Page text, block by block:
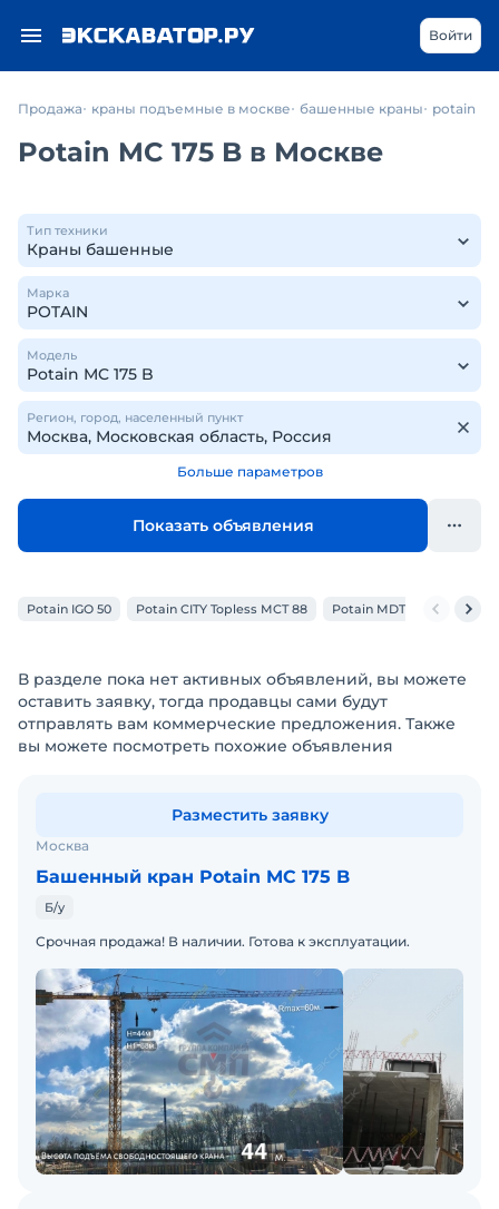
Войти
Продажа краны подъемные в москве башенные краны potain
Potain MC 175 B в Москве
Тип техники
Марка
Модель
Регион, город, населенный пункт
Больше параметров
Показать объявления
Potain IGO 50 Potain CITY Topless MCT 88 Potain MDT 178 Potain
В разделе пока нет активных объявлений, вы можете
оставить заявку, тогда продавцы сами будут
отправлять вам коммерческие предложения. Также
вы можете посмотреть похожие объявления
Москва
Башенный кран Potain MC 175 B
Б/у
Срочная продажа! В наличии. Готова к эксплуатации.
Разместить заявку